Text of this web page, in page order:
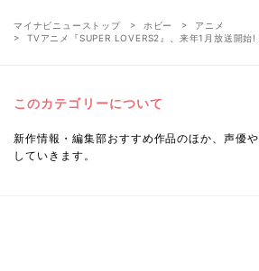
マイナビニューストップ ホビー
アニメ
TVアニメ『SUPER LOVERS2』、来年1月放送開始
このカテゴリーについて
新作情報・編集部おすすめ作品のほか、声優
していきます。